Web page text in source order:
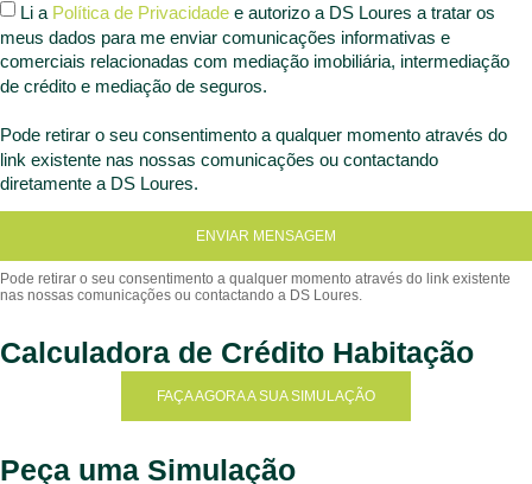
Li a Política de Privacidade e autorizo a DS Loures a tratar os
meus dados para me enviar comunicações informativas e
comerciais relacionadas com mediação imobiliária, intermediação
de crédito e mediação de seguros.
Pode retirar o seu consentimento a qualquer momento através do
link existente nas nossas comunicações ou contactando
diretamente a DS Loures.
ENVIAR MENSAGEM
Calculadora de Crédito Habitação
FAÇA AGORA A SUA SIMULAÇÃO
Peça uma Simulação